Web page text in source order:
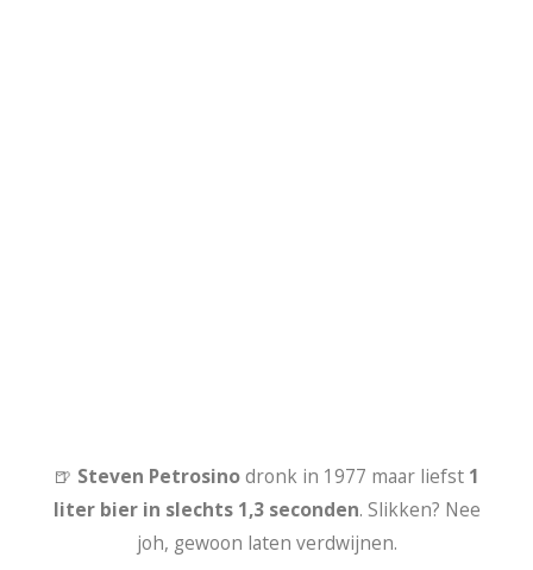
🍺 Steven Petrosinodronk in 1977 maar liefst 1
liter bier in slechts 1,3 seconden. Slikken? Nee
joh, gewoon laten verdwijnen.